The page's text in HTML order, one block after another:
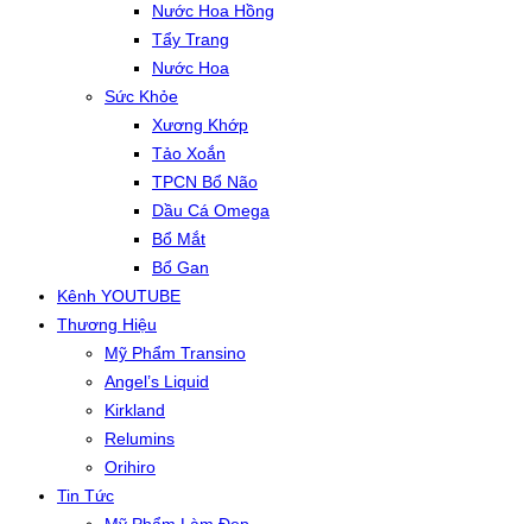
Nước Hoa Hồng
Tẩy Trang
Nước Hoa
Sức Khỏe
Xương Khớp
Tảo Xoắn
TPCN Bổ Não
Dầu Cá Omega
Bổ Mắt
Bổ Gan
Kênh YOUTUBE
Thương Hiệu
Mỹ Phẩm Transino
Angel’s Liquid
Kirkland
Relumins
Orihiro
Tin Tức